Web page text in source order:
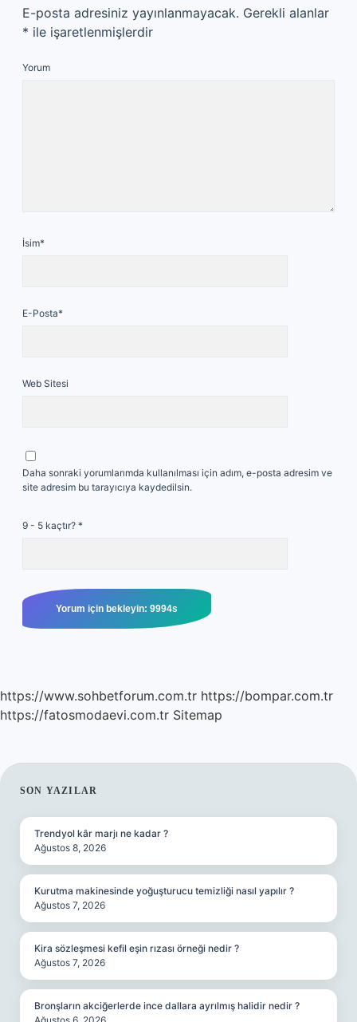
E-posta adresiniz yayınlanmayacak. Gerekli alanlar
* ile işaretlenmişlerdir
Yorum
İsim*
E-Posta*
Web Sitesi
Daha sonraki yorumlarımda kullanılması için adım, e-posta adresim ve
site adresim bu tarayıcıya kaydedilsin.
9 - 5 kaçtır? *
https://www.sohbetforum.com.tr https://bompar.com.tr
https://fatosmodaevi.com.tr Sitemap
SIDEBAR
SON YAZILAR
Trendyol kâr marjı ne kadar ?
Ağustos 8, 2026
Kurutma makinesinde yoğuşturucu temizliği nasıl yapılır ?
Ağustos 7, 2026
Kira sözleşmesi kefil eşin rızası örneği nedir ?
Ağustos 7, 2026
Bronşların akciğerlerde ince dallara ayrılmış halidir nedir ?